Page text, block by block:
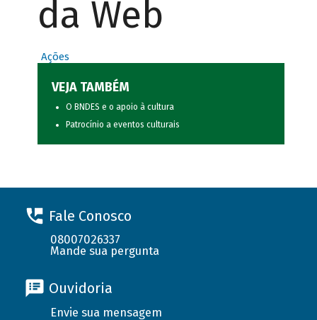
da Web
Ações
VEJA TAMBÉM
O BNDES e o apoio à cultura
Patrocínio a eventos culturais
Fale Conosco
08007026337
Mande sua pergunta
Ouvidoria
Envie sua mensagem